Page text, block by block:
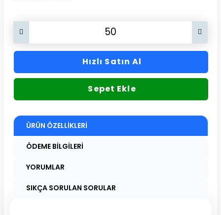
Hızlı Satın Al
Sepet Ekle
ÜRÜN ÖZELLIKLERI
ÖDEME BILGILERI
YORUMLAR
SIKÇA SORULAN SORULAR